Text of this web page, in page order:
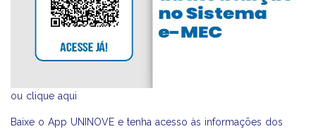
ou clique aqui
Baixe o App UNINOVE e tenha acesso às informações dos